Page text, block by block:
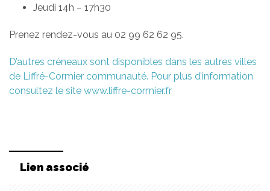
Jeudi 14h – 17h30
Prenez rendez-vous au 02 99 62 62 95.
D’autres créneaux sont disponibles dans les autres villes
de Liffré-Cormier communauté. Pour plus d’information
consultez le site www.liffre-cormier.fr
Lien associé